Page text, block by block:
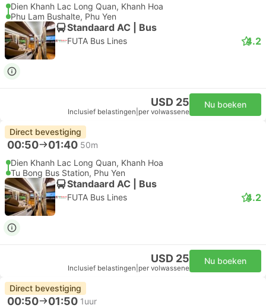
Dien Khanh Lac Long Quan, Khanh Hoa
Phu Lam Bushalte, Phu Yen
Standaard AC | Bus
FUTA Bus Lines 4.2
USD 25
Inclusief belastingen per volwassene
Nu boeken
Direct bevestiging
00:50 01:40 50m
Dien Khanh Lac Long Quan, Khanh Hoa
Tu Bong Bus Station, Phu Yen
Standaard AC | Bus
FUTA Bus Lines 4.2
USD 25
Inclusief belastingen per volwassene
Nu boeken
Direct bevestiging
00:50 01:50 1uur